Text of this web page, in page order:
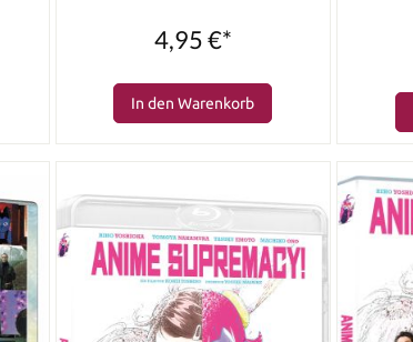
4,95 €*
In den Warenkorb